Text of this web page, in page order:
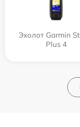
Эхолот Garmin
Plus 4